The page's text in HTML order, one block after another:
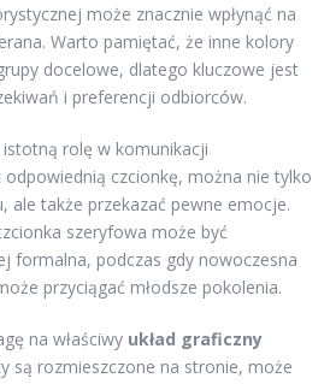
może znacznie wpłynąć na
Warto pamiętać, że inne kolory
docelowe, dlatego kluczowe jest
i preferencji odbiorców.
istotną rolę w komunikacji
odpowiednią czcionkę, można nie tylko
ale także przekazać pewne emocje.
szeryfowa może być
formalna, podczas gdy nowoczesna
przyciągać młodsze pokolenia.
na właściwy układ graficzny
są rozmieszczone na stronie, może